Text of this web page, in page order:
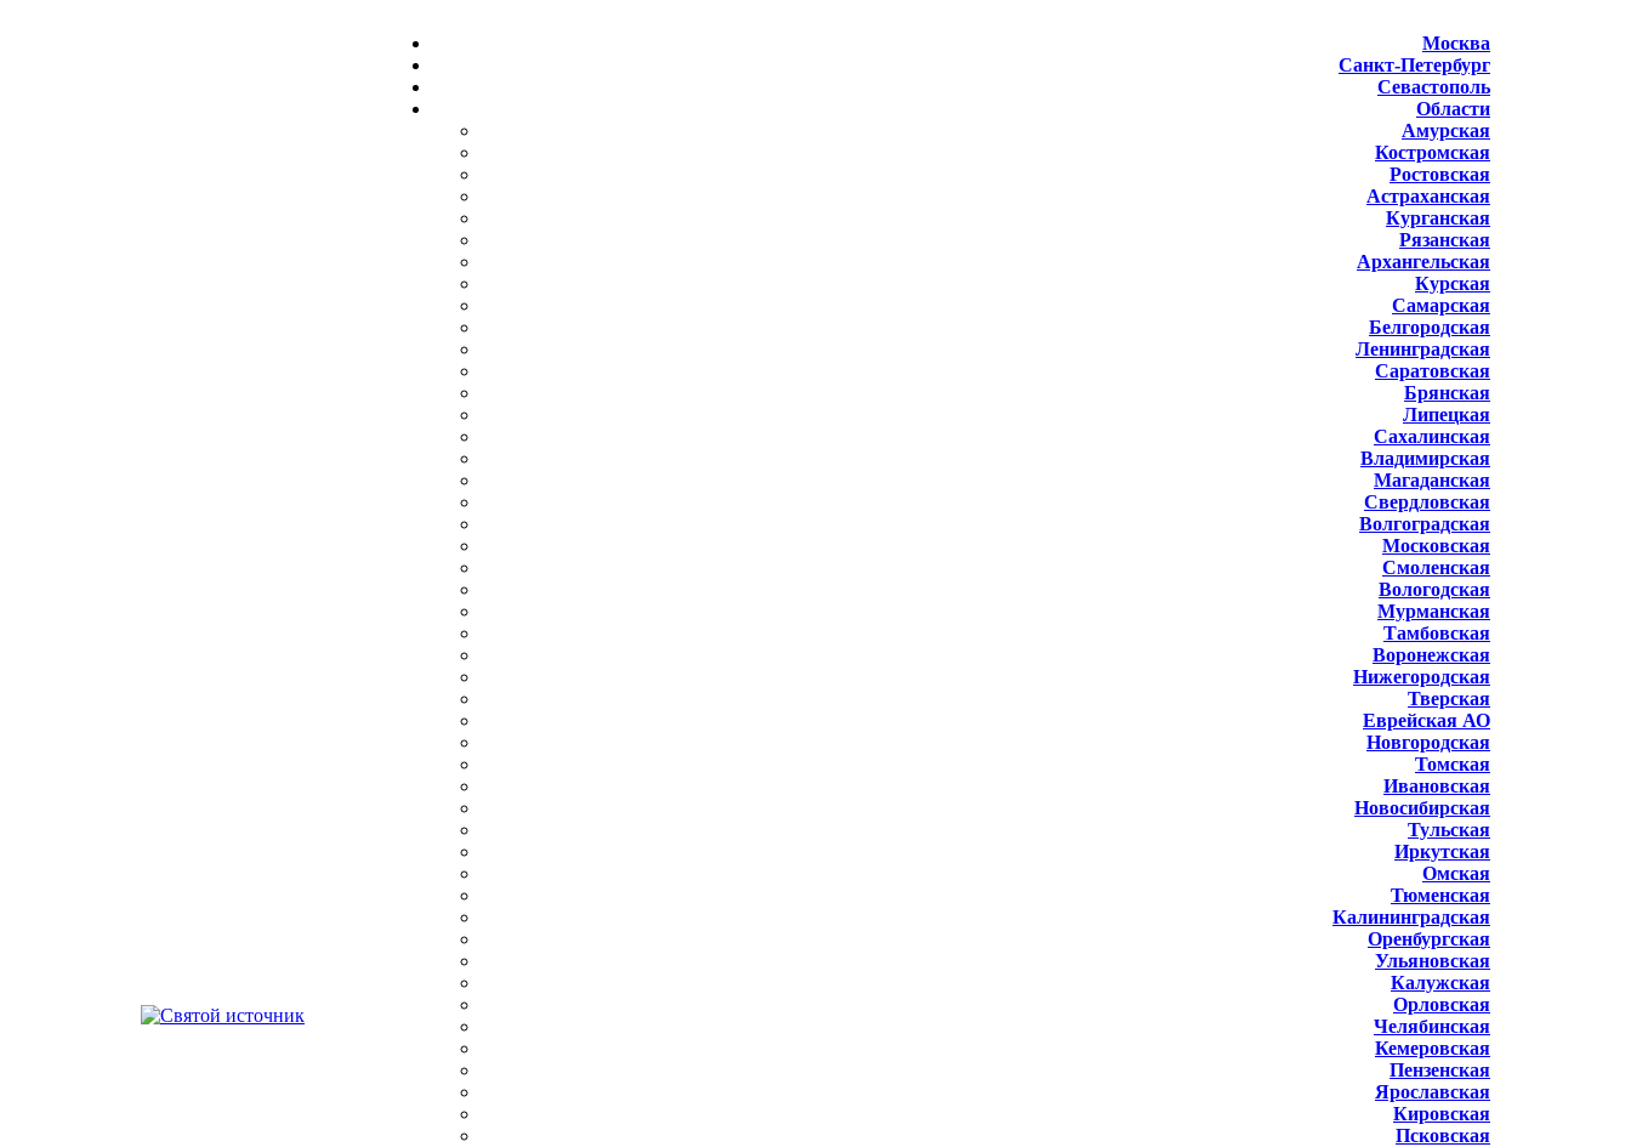
Москва
Санкт-Петербург
Севастополь
Области
Амурская
Костромская
Ростовская
Астраханская
Курганская
Рязанская
Архангельская
Курская
Самарская
Белгородская
Ленинградская
Саратовская
Брянская
Липецкая
Сахалинская
Владимирская
Магаданская
Свердловская
Волгоградская
Московская
Смоленская
Вологодская
Мурманская
Тамбовская
Воронежская
Нижегородская
Тверская
Еврейская АО
Новгородская
Томская
Ивановская
Новосибирская
Тульская
Иркутская
Омская
Тюменская
Калининградская
Оренбургская
Ульяновская
Калужская
Орловская
Челябинская
Кемеровская
Пензенская
Ярославская
Кировская
Псковская